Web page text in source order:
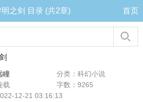
明之剑 目录 (共2章) 首页
瞳
分类：科幻小说
载
字数：9265
12-21 03:16:13